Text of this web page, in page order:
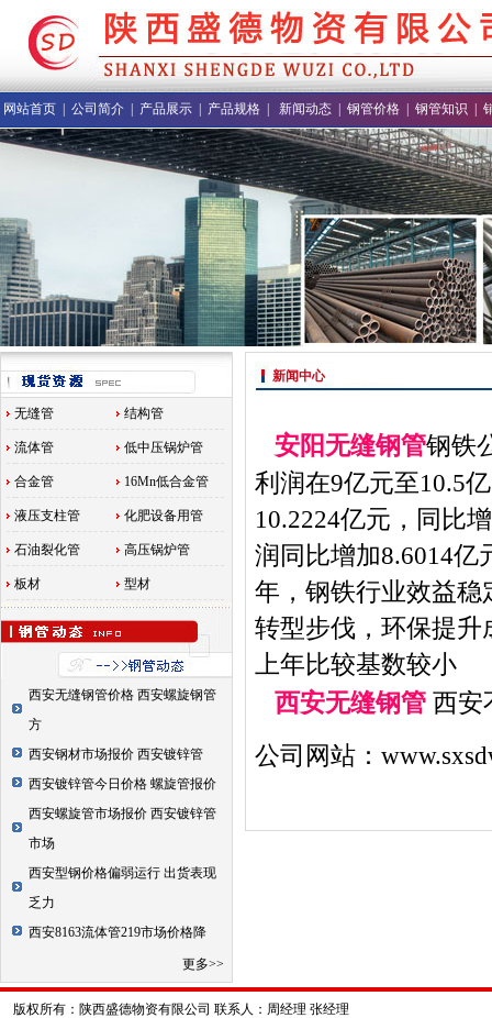
网站首页 公司简介 产品展示 产品规格 新闻动态 钢管价格 钢管知识
无缝管 结构管
流体管 低中压锅炉管
合金管 16Mn低合金管
液压支柱管 化肥设备用管
石油裂化管 高压锅炉管
板材 型材
西安无缝钢管价格 西安螺旋钢管
方
西安钢材市场报价 西安镀锌管
西安镀锌管今日价格 螺旋管报价
西安螺旋管市场报价 西安镀锌管
市场
西安型钢价格偏弱运行 出货表现
乏力
西安8163流体管219市场价格降
更多>>
新闻中心
安阳无缝钢管钢铁
利润在9亿元至10.5
10.2224亿元，同比
润同比增加8.6014亿
年，钢铁行业效益
转型步伐，环保提
上年比较基数较小
西安无缝钢管 西安
公司网站：
版权所有：陕西盛德物资有限公司 联系人：周经理 张经理